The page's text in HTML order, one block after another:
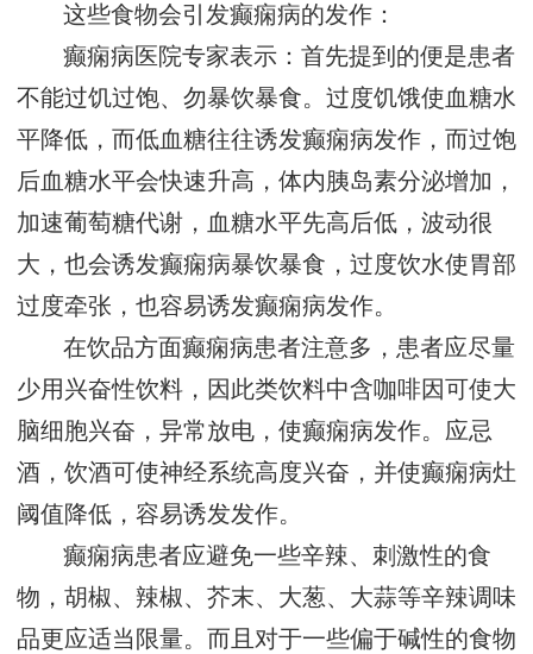
这些食物会引发癫痫病的发作：
癫痫病医院专家表示：首先提到的便是患者
不能过饥过饱、勿暴饮暴食。过度饥饿使血糖水
平降低，而低血糖往往诱发癫痫病发作，而过饱
后血糖水平会快速升高，体内胰岛素分泌增加，
加速葡萄糖代谢，血糖水平先高后低，波动很
大，也会诱发癫痫病暴饮暴食，过度饮水使胃部
过度牵张，也容易诱发癫痫病发作。
在饮品方面癫痫病患者注意多，患者应尽量
少用兴奋性饮料，因此类饮料中含咖啡因可使大
脑细胞兴奋，异常放电，使癫痫病发作。应忌
酒，饮酒可使神经系统高度兴奋，并使癫痫病灶
阈值降低，容易诱发发作。
癫痫病患者应避免一些辛辣、刺激性的食
物，胡椒、辣椒、芥末、大葱、大蒜等辛辣调味
品更应适当限量。而且对于一些偏于碱性的食物